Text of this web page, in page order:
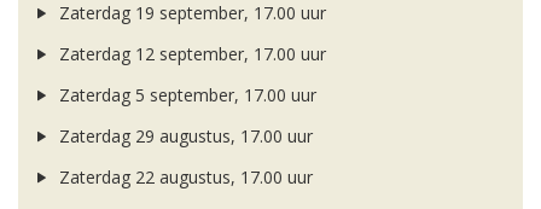
Zaterdag 19 september, 17.00 uur
Zaterdag 12 september, 17.00 uur
Zaterdag 5 september, 17.00 uur
Zaterdag 29 augustus, 17.00 uur
Zaterdag 22 augustus, 17.00 uur